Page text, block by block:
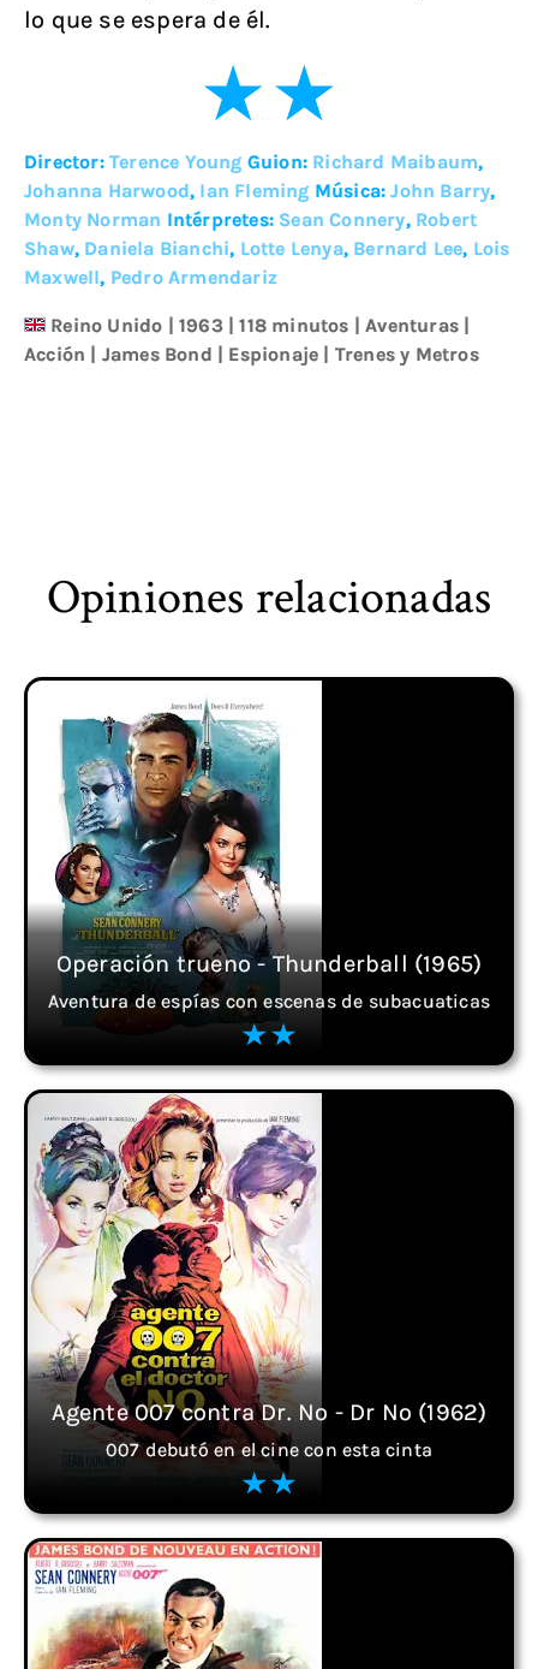
lo que se espera de él.
Director: Terence Young Guion: Richard Maibaum,
Johanna Harwood, Ian Fleming Música:John Barry,
Monty Norman Intérpretes: Sean Connery, Robert
Shaw, Daniela Bianchi, Lotte Lenya, Bernard Lee, Lois
Maxwell, Pedro Armendariz
Reino Unido |1963 | 118 minutos |Aventuras |
Acción | James Bond | Espionaje | Trenes y Metros
Opiniones relacionadas
Operación trueno - Thunderball (1965)
Aventura de espías con escenas de subacuaticas
Agente 007 contra Dr. No - Dr No (1962)
007 debutó en el cine con esta cinta